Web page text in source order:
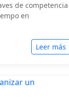
de competencia
en
Leer más